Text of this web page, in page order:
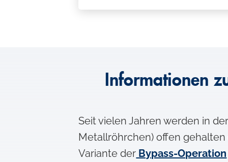
Informationen
Seit vielen Jahren werden in der
Metallröhrchen) offen
Variante der Bypass-Operation